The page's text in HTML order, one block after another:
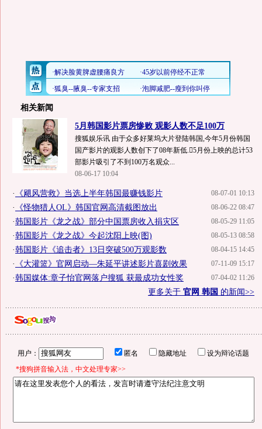
相关新闻
5月韩国影片票房惨败 观影人数不足100万
搜狐娱乐讯 由于众多好莱坞大片登陆韩国,今年5月份韩国
国产影片的观影人数创下了08年新低.5月份上映的总计53
部影片吸引了不到100万名观众...
08-06-17 10:04
08-07-01 10:13
· 《飓风营救》当选上半年韩国最赚钱影片
08-06-22 08:47
· 《怪物猎人OL》韩国官网高清截图放出
08-05-29 11:05
·韩国影片《龙之战》部分中国票房收入捐灾区
08-05-13 08:58
·韩国影片《龙之战》今起沈阳上映(图)
08-04-15 14:45
·韩国影片《追击者》13日突破500万观影数
07-11-09 15:17
· 《大灌篮》官网启动—朱延平讲述影片喜剧效果
07-04-02 11:26
·韩国媒体:章子怡官网落户搜狐 获最成功女性奖
更多关于 官网 韩国 的新闻>>
用户： 匿名 隐藏地址
设为辩论话题
*搜狗拼音输入法，中文处理专家>>